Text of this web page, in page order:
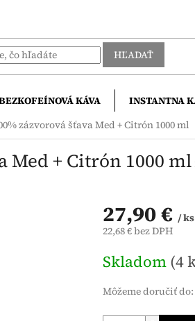
HĽADAŤ
KÁVA INSTANTNA
zázvorová šťava Med + Citrón 1000 ml
Med + Citrón 1000 ml
27,90 € / ks
22,68 € bez DPH
cena:
Skladom (4
Môžeme doručiť do: